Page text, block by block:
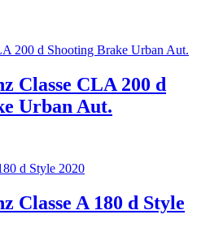
Classe CLA 200 d
Urban Aut.
Classe A 180 d Style